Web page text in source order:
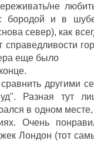
не
бородой и в
север), как
еще было
другими
Разная тут
в одном
Очень
Лондон (тот